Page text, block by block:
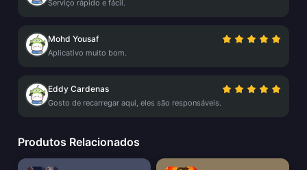
Serviço rápido e fácil.
Mohd Yousaf
Aplicativo muito bom.
Eddy Cardenas
Gosto de recarregar aqui, eles são responsáveis.
Produtos Relacionados